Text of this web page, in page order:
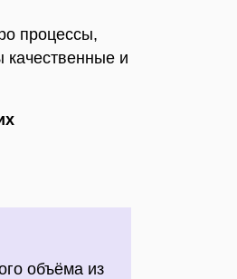
процессы,
и
объёма из